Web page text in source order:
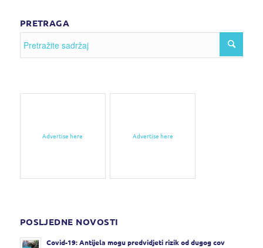
PRETRAGA
Advertise here Advertise here
POSLJEDNE NOVOSTI
Covid-19: Antijela mogu predvidjeti rizik od dugog cov